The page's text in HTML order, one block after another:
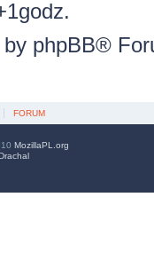
by phpBB®
FORUM
MozillaPL.org